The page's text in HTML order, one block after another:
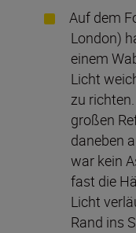
Auf dem
London)
einem
Licht
zu
großen
daneben
war kein
fast die
Licht
Rand ins